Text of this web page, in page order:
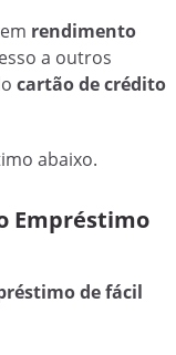
rendimento
a outros
cartão de crédito
abaixo.
Empréstimo
de fácil